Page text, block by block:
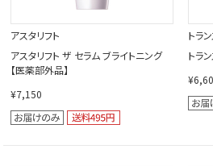
アスタリフト
アスタリフト ザ セラム ブライトニング
【医薬部外品】
¥7,150
トラ
トラ